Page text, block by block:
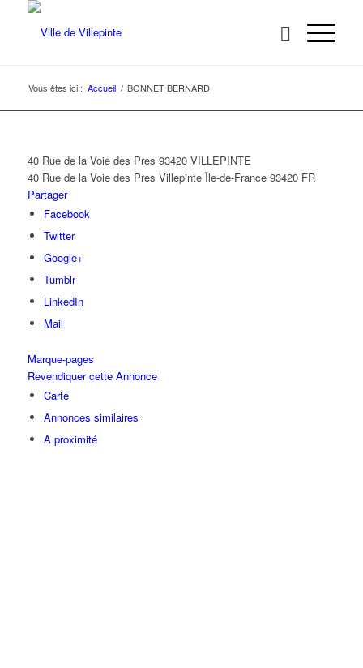
Vous êtes ici : Accueil / BONNET BERNARD
40 Rue de la Voie des Pres 93420 VILLEPINTE
40 Rue de la Voie des Pres Villepinte Île-de-France 93420 FR
Partager
Facebook
Twitter
Google+
Tumblr
LinkedIn
Mail
Marque-pages
Revendiquer cette Annonce
Carte
Annonces similaires
A proximité